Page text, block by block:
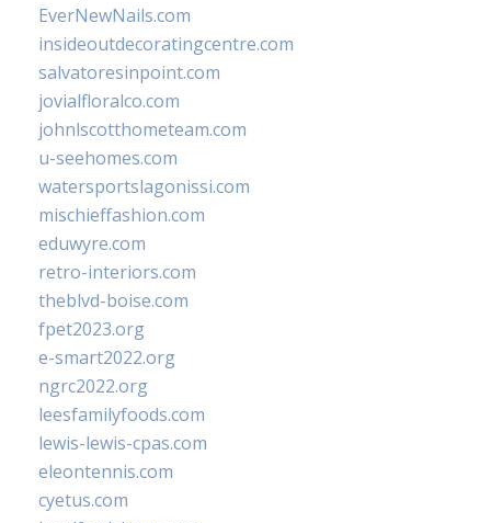
EverNewNails.com
insideoutdecoratingcentre.com
salvatoresinpoint.com
jovialfloralco.com
johnlscotthometeam.com
u-seehomes.com
watersportslagonissi.com
mischieffashion.com
eduwyre.com
retro-interiors.com
theblvd-boise.com
fpet2023.org
e-smart2022.org
ngrc2022.org
leesfamilyfoods.com
lewis-lewis-cpas.com
eleontennis.com
cyetus.com